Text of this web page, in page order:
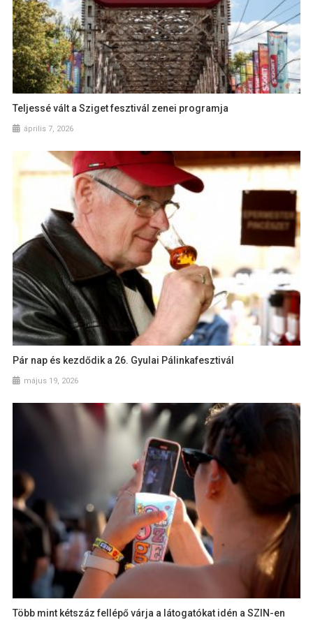
Teljessé vált a Sziget fesztivál zenei programja
április 7, 2026
Pár nap és kezdődik a 26. Gyulai Pálinkafesztivál
május 19, 2026
Több mint kétszáz fellépő várja a látogatókat idén a SZIN-en